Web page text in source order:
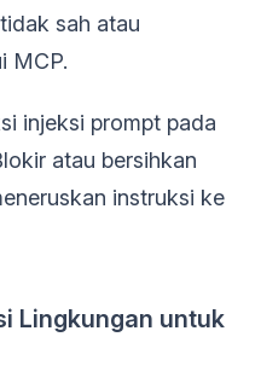
sah atau
MCP.
injeksi prompt pada
atau bersihkan
instruksi ke
Lingkungan untuk